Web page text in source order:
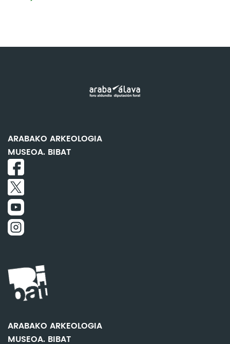
ARABAKO ARKEOLOGIA
MUSEOA. BIBAT
ARABAKO ARKEOLOGIA
MUSEOA. BIBAT